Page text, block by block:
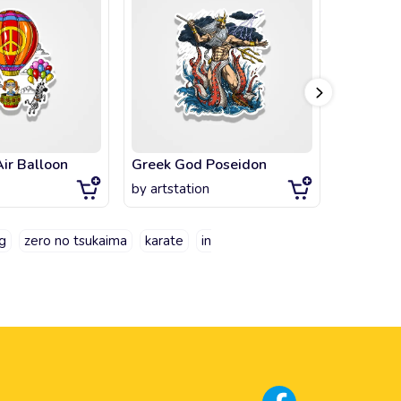
Balloon Greek God Poseidon
by artstation
zero no tsukaima karate
in